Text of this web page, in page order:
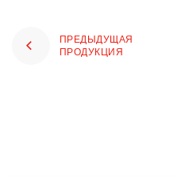
ПРЕДЫДУЩАЯ
ПРОДУКЦИЯ